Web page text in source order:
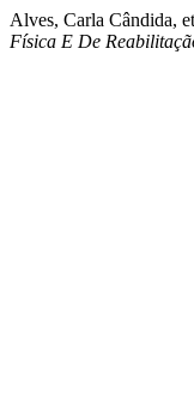
Alves, Carla Cândida,
Física E De